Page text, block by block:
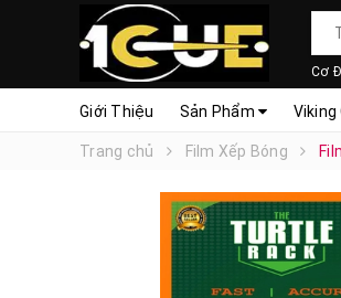
Cơ
Giới Thiệu Sản Phẩm Viking
Trang chủ Film Xếp Bóng